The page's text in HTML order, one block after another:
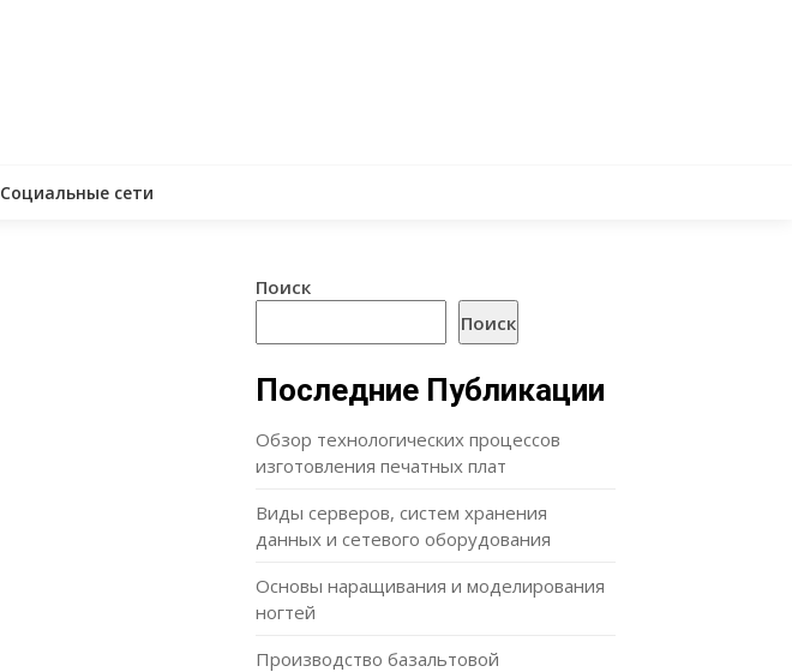
Социальные сети
Поиск
Поиск
Последние Публикации
Обзор технологических процессов
изготовления печатных плат
Виды серверов, систем хранения
данных и сетевого оборудования
Основы наращивания и моделирования
ногтей
Производство базальтовой